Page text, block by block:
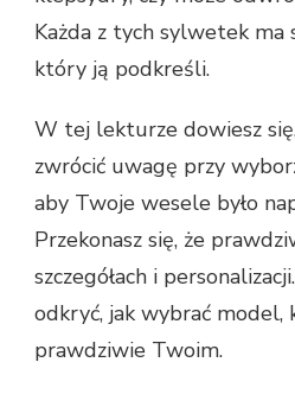
Każda z tych sylwetek ma
który ją podkreśli.
W tej lekturze dowiesz
zwrócić uwagę przy
aby Twoje wesele było
Przekonasz się, że
szczegółach i
odkryć, jak wybrać model,
prawdziwie Twoim.